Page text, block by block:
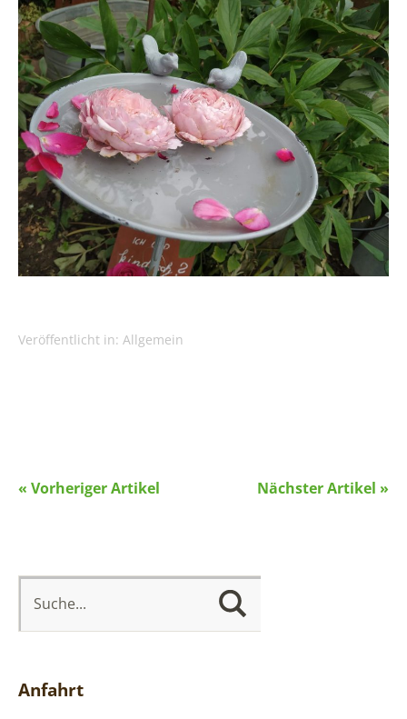
Veröffentlicht in: Allgemein
Nächster Artikel »
« Vorheriger Artikel
Anfahrt